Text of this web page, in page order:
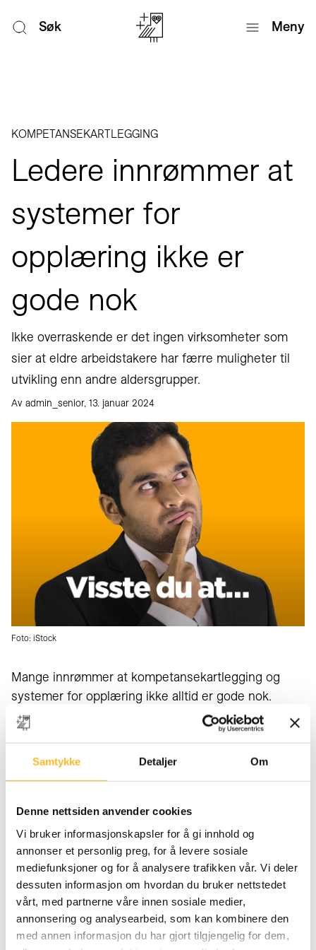
Samtykke Detaljer Om
Denne nettsiden anvender cookies
Vi bruker informasjonskapsler for å gi innhold og
annonser et personlig preg, for å levere sosiale
mediefunksjoner og for å analysere trafikken vår. Vi deler
dessuten informasjon om hvordan du bruker nettstedet
vårt, med partnerne våre innen sosiale medier,
annonsering og analysearbeid, som kan kombinere den
med annen informasjon du har gjort tilgjengelig for dem,
Søk Meny
KOMPETANSEKARTLEGGING
Ledere innrømmer at
systemer for
opplæring ikke er
gode nok
Ikke overraskende er det ingen virksomheter som
sier at eldre arbeidstakere har færre muligheter til
utvikling enn andre aldersgrupper.
Av admin_senior, 13. januar 2024
Foto: iStock
Mange innrømmer at kompetansekartlegging og
systemer for opplæring ikke alltid er gode nok.
Færre muligheter til utvikling
På spørsmål om arbeidstakere ønsker å gjennomføre
utdanning i en krevende omstillingssituasjon, framstår eldre
Funnene fra intervjuer viser tilsvarende mønster.
LesOsloMetsin rapport:Et arbeidsliv under omstilling. Er
det plass for seniorene?
Les også:Statssekretæren om seniorpolitikk –
Viktig for hele samfunnet